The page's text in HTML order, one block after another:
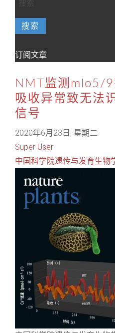
搜索
订阅文章
NMT监测mlo5/
吸收异常致无法
信号
2020年6月23日, 星期二
Super User
中国科学院遗传与发育生物